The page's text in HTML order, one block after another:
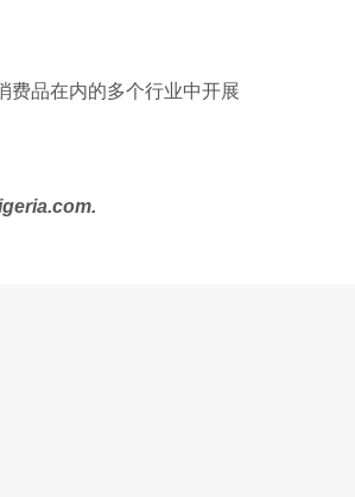
费品在内的多个行业中开展
.